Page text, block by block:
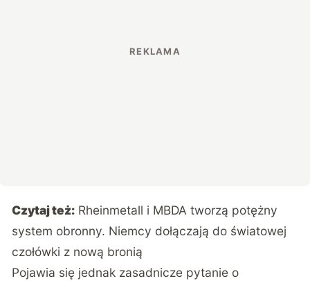
Czytaj też: Rheinmetall i MBDA tworzą potężny
system obronny. Niemcy dołączają do światowej
czołówki z nową bronią
Pojawia się jednak zasadnicze pytanie o